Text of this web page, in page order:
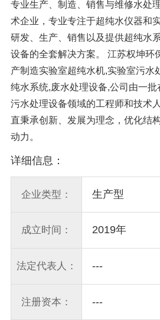
专业生产、制造、销售与维修水处
术企业，专业专注于超纯水仪器和
研发、生产、销售以及提供超纯水
设备的全套解决方案。 江苏权坤环
产制造实验室超纯水机,实验室污水
纯水系统,废水处理设备,公司由一
污水处理设备领域的工程师和技术
直秉承创新、发展为理念，优化结
动力。
详细信息：
企业类型： 生产型
成立时间： 2019年
法定代表人： ---
注册资本： ---